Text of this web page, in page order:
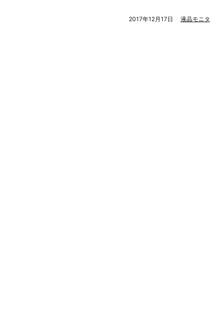
2017年12月17日 液晶モニタ